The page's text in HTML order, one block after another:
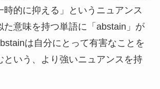
時的に抑える」というニュアンス
た意味を持つ単語に「abstain」が
は自分にとって有害なことを
という、より強いニュアンスを持